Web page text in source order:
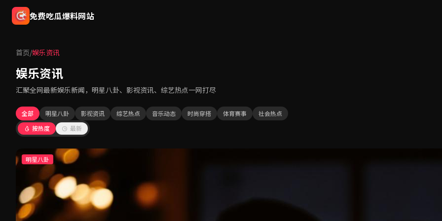
免费吃瓜爆料网站
首页/娱乐资讯
娱乐资讯
汇聚全网最新娱乐新闻，明星八卦、影视资讯、综艺热点一网打尽
全部 明星八卦 影视资讯 综艺热点 音乐动态 时尚穿搭 体育赛事
社会热点
按热度
最新
明星八卦